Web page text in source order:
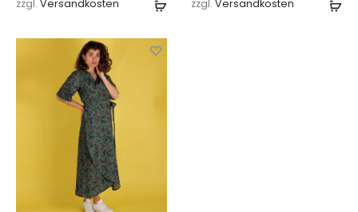
Ausführung
zzgl. Versandkosten
zzgl. Versandkosten